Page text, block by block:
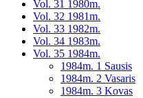
Vol. 31 1980m.
Vol. 32 1981m.
Vol. 33 1982m.
Vol. 34 1983m.
Vol. 35 1984m.
1984m. 1 Sausis
1984m. 2 Vasaris
1984m. 3 Kovas